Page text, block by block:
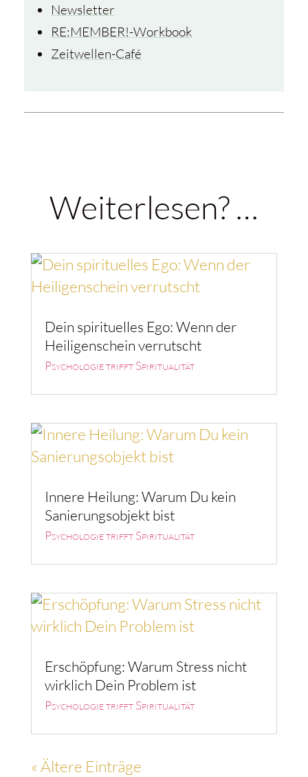
Newsletter
RE:MEMBER!-Workbook
Zeitwellen-Café
Weiterlesen? …
Dein spirituelles Ego: Wenn der
Heiligenschein verrutscht
Psychologie trifft Spiritualität
Innere Heilung: Warum Du kein
Sanierungsobjekt bist
Psychologie trifft Spiritualität
Erschöpfung: Warum Stress nicht
wirklich Dein Problem ist
Psychologie trifft Spiritualität
« Ältere Einträge